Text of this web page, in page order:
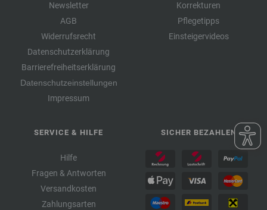
Newsletter
AGB
Widerrufsrecht
Datenschutzerklärung
Barrierefreiheitserklärung
Datenschutzeinstellungen
Impressum
Korrekturen
Pflegetipps
Einsteigervideos
SERVICE & HILFE
Hilfe
Fragen & Antworten
Versandkosten
Zahlungsarten
SICHER BEZAHLEN